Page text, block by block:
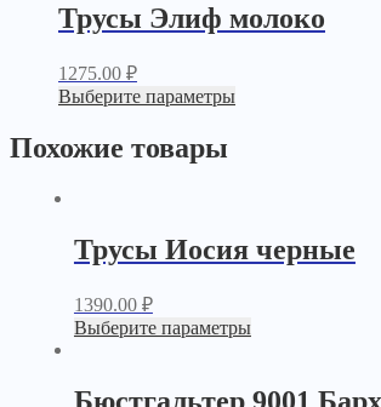
Трусы Элиф молоко
1275.00 ₽
Выберите параметры
Похожие товары
Трусы Иосия черные
1390.00 ₽
Выберите параметры